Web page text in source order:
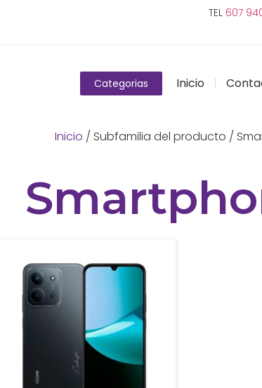
TEL 607
Categorias Inicio
Inicio / Subfamilia del producto /